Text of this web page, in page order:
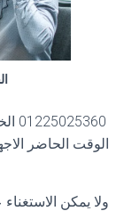
01225025360
الوقت الحاضر
ولا يمكن